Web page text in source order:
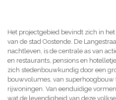
Het projectgebied bevindt zich in
van de stad Oostende. De
nachtleven, is de centrale as van
en restaurants, pensions en
zich stedenbouwkundig door een
bouwvolumes, van superhoogbouw
rijwoningen. Van eenduidige
wat de levendigheid van deze